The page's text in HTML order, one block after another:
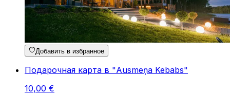
Добавить в избранное
Подарочная карта в "Ausmeņa Kebabs"
10,00 €